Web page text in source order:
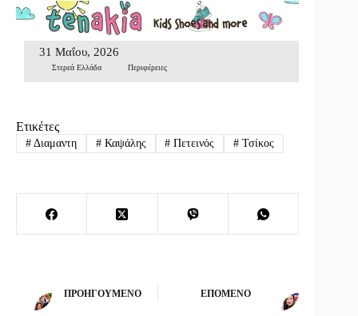
31 Μαΐου, 2026
Στερεά Ελλάδα Περιφέρειες
Ετικέτες
#Διαμαντη #Καψάλης # Πετεινός # Τσίκος
ΠΡΟΗΓΟΎΜΕΝΟ ΕΠΌΜΕΝΟ